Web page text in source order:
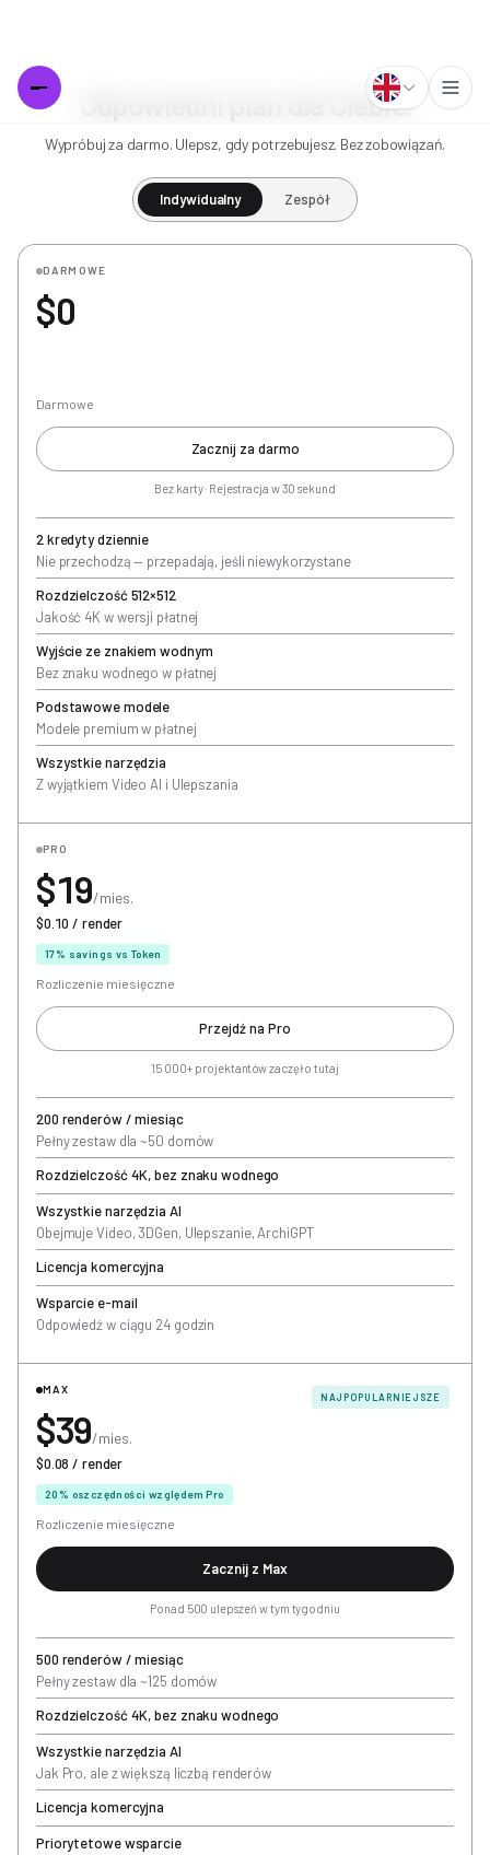
Odpowiedni plan dla Ciebie.
Wypróbuj za darmo. Ulepsz, gdy potrzebujesz. Bez zobowiązań.
Indywidualny Zespół
DARMOWE
$0
Darmowe
Zacznij za darmo
Bez karty · Rejestracja w 30 sekund
2 kredyty dziennie
Nie przechodzą — przepadają, jeśli niewykorzystane
Rozdzielczość 512×512
Jakość 4K w wersji płatnej
Wyjście ze znakiem wodnym
Bez znaku wodnego w płatnej
Podstawowe modele
Modele premium w płatnej
Wszystkie narzędzia
Z wyjątkiem Video AI i Ulepszania
PRO
$19/mies.
$0.10 / render
17% savings vs Token
Rozliczenie miesięczne
Przejdź na Pro
15 000+ projektantów zaczęło tutaj
200 renderów / miesiąc
Pełny zestaw dla ~50 domów
Rozdzielczość 4K, bez znaku wodnego
Wszystkie narzędzia AI
Obejmuje Video, 3DGen, Ulepszanie, ArchiGPT
Licencja komercyjna
Wsparcie e-mail
Odpowiedź w ciągu 24 godzin
NAJPOPULARNIEJSZE
MAX
$39/mies.
$0.08 / render
20% oszczędności względem Pro
Rozliczenie miesięczne
Zacznij z Max
Ponad 500 ulepszeń w tym tygodniu
500 renderów / miesiąc
Pełny zestaw dla ~125 domów
Rozdzielczość 4K, bez znaku wodnego
Wszystkie narzędzia AI
Jak Pro, ale z większą liczbą renderów
Licencja komercyjna
Priorytetowe wsparcie